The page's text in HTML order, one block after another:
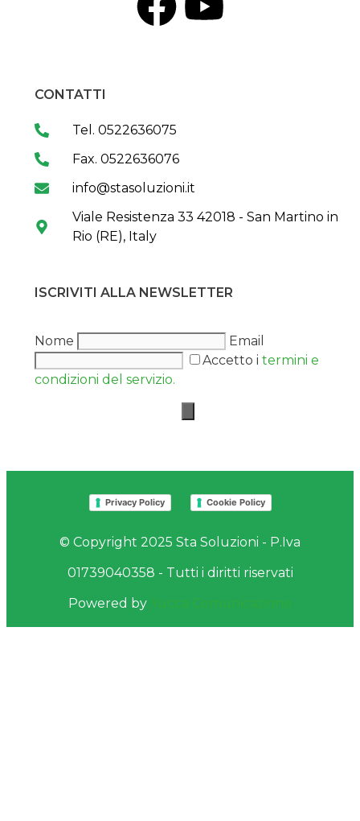
CONTATTI
Tel. 0522636075
Fax. 0522636076
info@stasoluzioni.it
Viale Resistenza 33 42018 - San Martino in
Rio (RE), Italy
ISCRIVITI ALLA NEWSLETTER
Nome
Email
Accetto i termini e
condizioni del servizio.
Privacy Policy Cookie Policy
© Copyright 2025 Sta Soluzioni - P.Iva
01739040358 - Tutti i diritti riservati
Powered by Yucca Comunicazione